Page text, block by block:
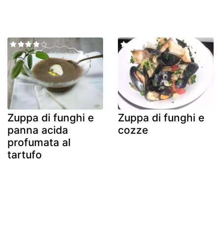
Zuppa di funghi e
panna acida
profumata al
tartufo
Zuppa di funghi e
cozze